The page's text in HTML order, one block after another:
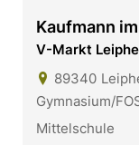
Kaufmann
V-Markt
89340
Gymnasium/
Mittelschule